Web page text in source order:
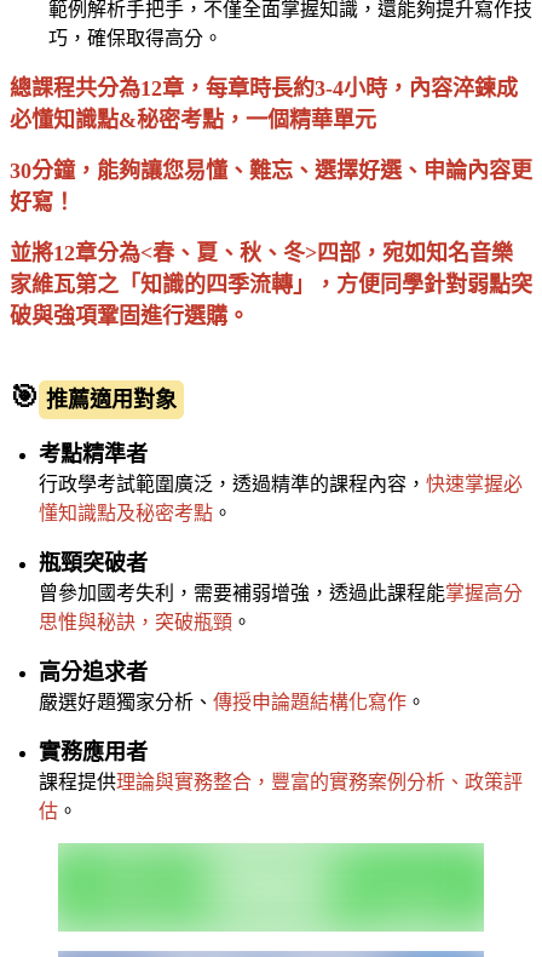
範例解析手把手，不僅全面掌握知識，還能夠提升寫作技
巧，確保取得高分。
總課程共分為12章，每章時長約3-4小時，內容淬鍊成
必懂知識點&秘密考點，一個精華單元
30分鐘，能夠讓您易懂、難忘、選擇好選、申論內容更
好寫！
並將12章分為<春、夏、秋、冬>四部，宛如知名音樂
家維瓦第之「知識的四季流轉」，方便同學針對弱點突
破與強項鞏固進行選購。
🎯 推薦適用對象
考點精準者
行政學考試範圍廣泛，透過精準的課程內容， 快速掌握必
懂知識點及秘密考點 。
瓶頸突破者
曾參加國考失利，需要補弱增強，透過此課程能掌握高分
思惟與秘訣，突破瓶頸 。
高分追求者
嚴選好題獨家分析、 傳授申論題結構化寫作 。
實務應用者
課程提供理論與實務整合，豐富的實務案例分析、政策評
估 。